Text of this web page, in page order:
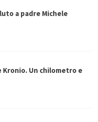
a padre Michele
Un chilometro e